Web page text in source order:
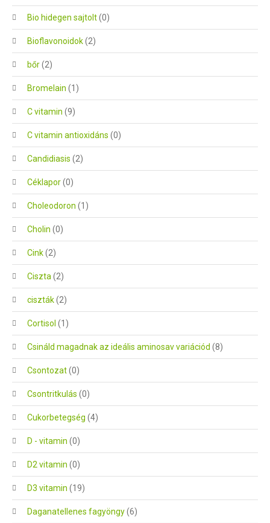
Bio hidegen sajtolt(0)
Bioflavonoidok(2)
bőr(2)
Bromelain (1)
C vitamin (9)
C vitamin antioxidáns (0)
Candidiasis (2)
Céklapor(0)
Choleodoron (1)
Cholin (0)
Cink(2)
Ciszta(2)
ciszták(2)
Cortisol (1)
Csináld magadnak az ideális aminosav variációd (8)
Csontozat(0)
Csontritkulás (0)
Cukorbetegség (4)
D - vitamin (0)
D2 vitamin (0)
D3 vitamin (19)
Daganatellenes fagyöngy(6)